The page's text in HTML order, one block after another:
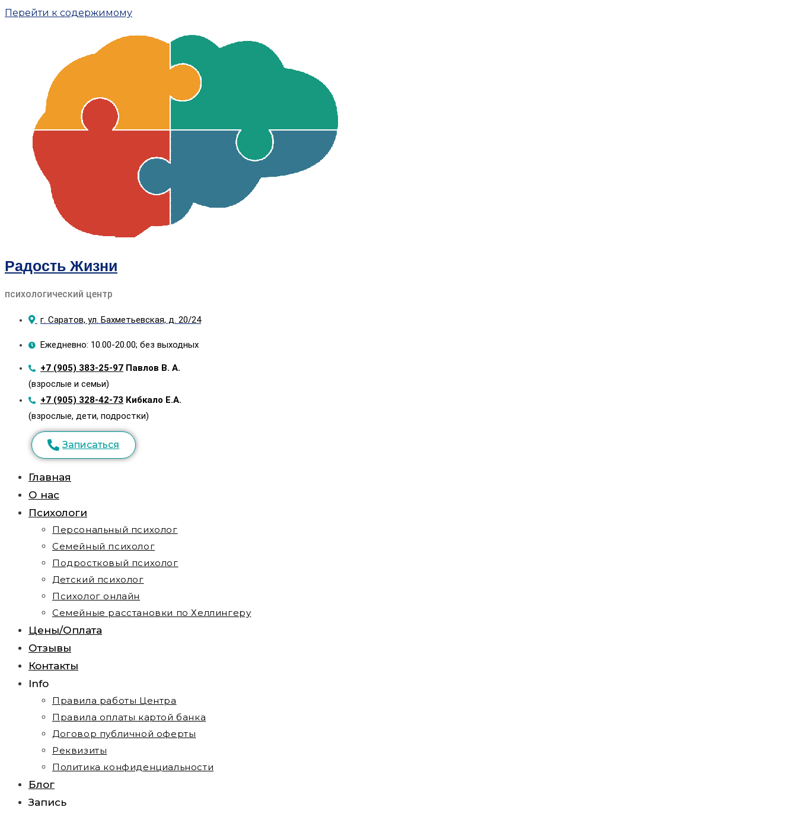
Перейти к содержимому
Радость Жизни
психологический центр
г. Саратов, ул. Бахметьевская, д. 20/24
Ежедневно: 10.00-20.00; без выходных
+7 (905) 383-25-97 Павлов В. А.
(взрослые и семьи)
+7 (905) 328-42-73 Кибкало Е.А.
(взрослые, дети, подростки)
Записаться
Главная
О нас
Психологи
Персональный психолог
Семейный психолог
Подростковый психолог
Детский психолог
Психолог онлайн
Семейные расстановки по Хеллингеру
Цены/Оплата
Отзывы
Контакты
Info
Правила работы Центра
Правила оплаты картой банка
Договор публичной оферты
Реквизиты
Политика конфиденциальности
Блог
Запись